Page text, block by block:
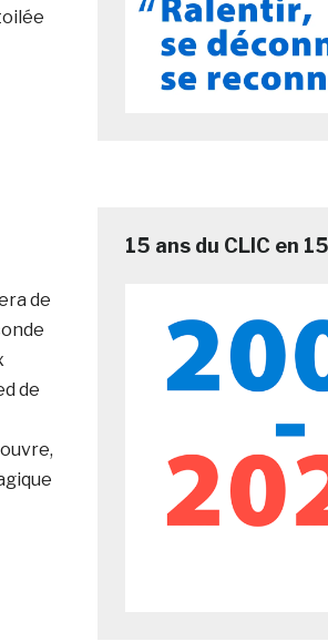
de
de
15 ans du CLIC en